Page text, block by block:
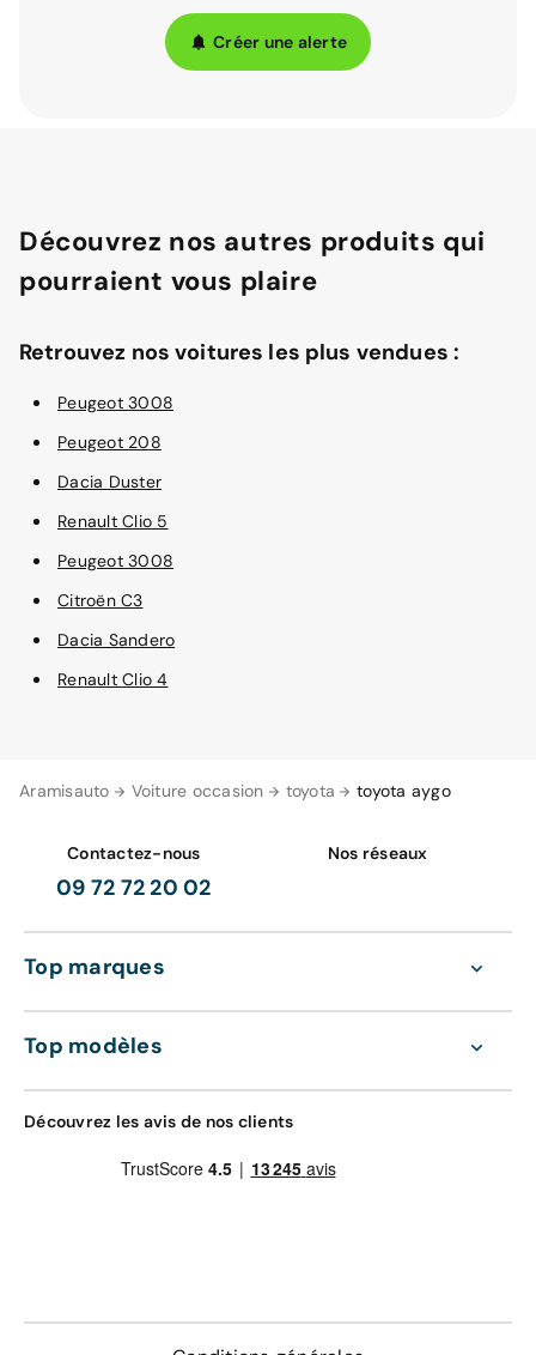
Aramisauto Voiture occasion toyota toyota aygo
Créer une alerte
Découvrez nos autres produits qui
pourraient vous plaire
Retrouvez nos voitures les plus vendues :
Peugeot 3008
Peugeot 208
Dacia Duster
Renault Clio 5
Peugeot 3008
Citroën C3
Dacia Sandero
Renault Clio 4
Contactez-nous
09 72 72 20 02
Nos réseaux
Top marques
Top modèles
Découvrez les avis de nos clients